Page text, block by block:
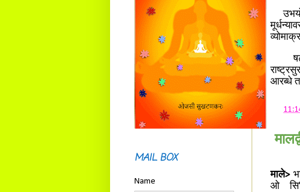
षट्सु
आरब्धे
माले>
ओ सि'
MAIL BOX
Name